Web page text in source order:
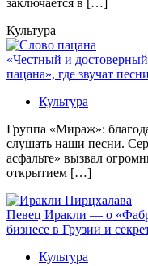
Культура
«Честный и
пацана», где звучат
Культура
Группа «Мираж»:
слушать наши песни.
асфальте» вызвал
открытием […]
Певец Иракли — о
бизнесе в Грузии и
Культура